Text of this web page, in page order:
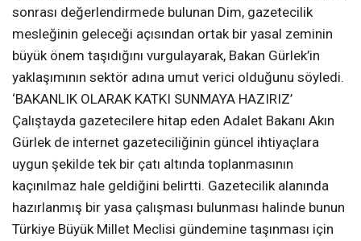
sonrası değerlendirmede bulunan Dim, gazetecilik
mesleğinin geleceği açısından ortak bir yasal zeminin
büyük önem taşıdığını vurgulayarak, Bakan Gürlek’in
yaklaşımının sektör adına umut verici olduğunu söyledi.
‘BAKANLIK OLARAK KATKI SUNMAYA HAZIRIZ’
Çalıştayda gazetecilere hitap eden Adalet Bakanı Akın
Gürlek de internet gazeteciliğinin güncel ihtiyaçlara
uygun şekilde tek bir çatı altında toplanmasının
kaçınılmaz hale geldiğini belirtti. Gazetecilik alanında
hazırlanmış bir yasa çalışması bulunması halinde bunun
Türkiye Büyük Millet Meclisi gündemine taşınması için